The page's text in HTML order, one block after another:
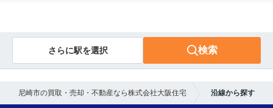
さらに駅を選択 検索
尼崎市の買取・売却・不動産なら株式会社大阪住宅 沿線から探す